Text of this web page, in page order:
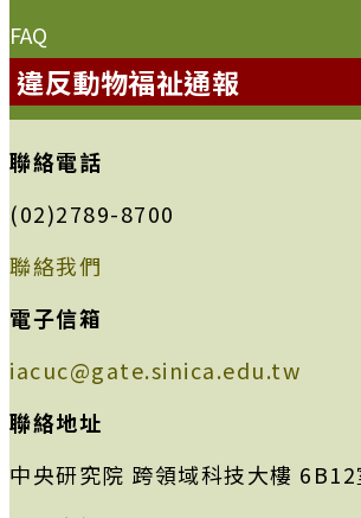
FAQ
違反動物福祉通報
聯絡電話
(02)2789-8700
聯絡我們
電子信箱
iacuc@gate.sinica.edu.tw
聯絡地址
中央研究院 跨領域科技大樓 6B12